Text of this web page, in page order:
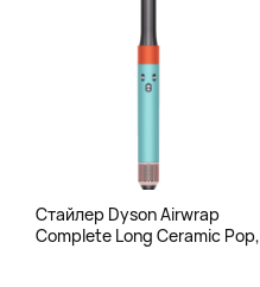
Стайлер Dyson Airwrap
Complete Long Ceramic Pop,